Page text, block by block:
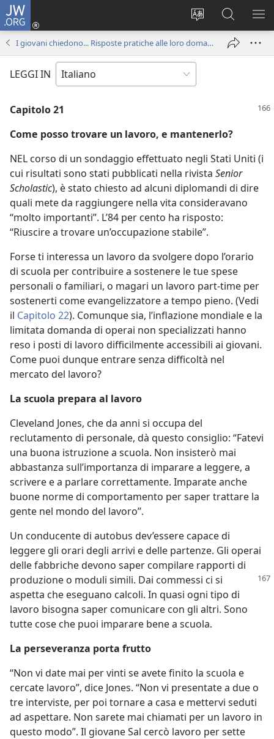
JW.ORG
Modificare
Accedi
(apre
una
finestra)
Cerca
in
JW.ORG
I giovani chiedono... Risposte pratiche alle loro domande
LEGGI IN
Capitolo 21
Come posso trovare un lavoro, e mantenerlo?
NEL corso di un sondaggio effettuato negli Stati Uniti (i
cui risultati sono stati pubblicati nella rivista Senior
Scholastic), è stato chiesto ad alcuni diplomandi di dire
quali mete da raggiungere nella vita consideravano
“molto importanti”. L’84 per cento ha risposto:
“Riuscire a trovare un’occupazione stabile”.
Forse ti interessa un lavoro da svolgere dopo l’orario
di scuola per contribuire a sostenere le tue spese
personali o familiari, o magari un lavoro part-time per
sostenerti come evangelizzatore a tempo pieno. (Vedi
il Capitolo 22). Comunque sia, l’inflazione mondiale e la
limitata domanda di operai non specializzati hanno
reso i posti di lavoro difficilmente accessibili ai giovani.
Come puoi dunque entrare senza difficoltà nel
mercato del lavoro?
La scuola prepara al lavoro
Cleveland Jones, che da anni si occupa del
reclutamento di personale, dà questo consiglio: “Fatevi
una buona istruzione a scuola. Non insisterò mai
abbastanza sull’importanza di imparare a leggere, a
scrivere e a parlare correttamente. Imparate anche
buone norme di comportamento per saper trattare la
gente nel mondo del lavoro”.
Un conducente di autobus dev’essere capace di
leggere gli orari degli arrivi e delle partenze. Gli operai
delle fabbriche devono saper compilare rapporti di
produzione o moduli simili. Dai commessi ci si
aspetta che eseguano calcoli. In quasi ogni tipo di
lavoro bisogna saper comunicare con gli altri. Sono
tutte cose che puoi imparare bene a scuola.
La perseveranza porta frutto
“Non vi date mai per vinti se avete finito la scuola e
cercate lavoro”, dice Jones. “Non vi presentate a due o
tre interviste, per poi tornare a casa e mettervi seduti
ad aspettare. Non sarete mai chiamati per un lavoro in
questo modo”. Il giovane Sal cercò lavoro per sette